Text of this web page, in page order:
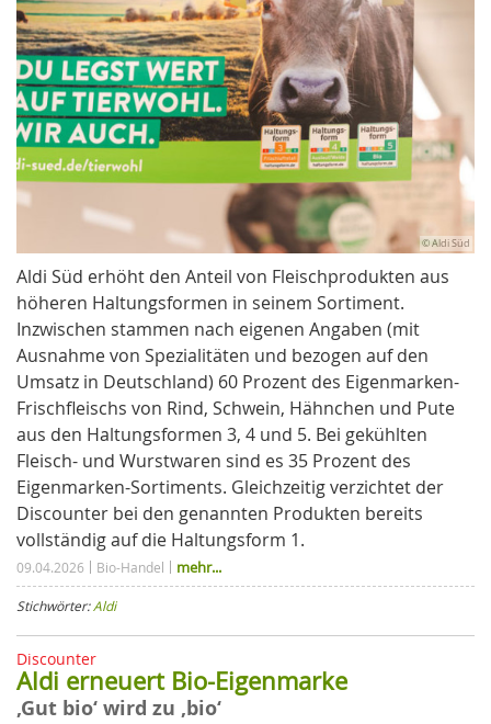
© Aldi Süd
Aldi Süd erhöht den Anteil von Fleischprodukten aus
höheren Haltungsformen in seinem Sortiment.
Inzwischen stammen nach eigenen Angaben (mit
Ausnahme von Spezialitäten und bezogen auf den
Umsatz in Deutschland) 60 Prozent des Eigenmarken-
Frischfleischs von Rind, Schwein, Hähnchen und Pute
aus den Haltungsformen 3, 4 und 5. Bei gekühlten
Fleisch- und Wurstwaren sind es 35 Prozent des
Eigenmarken-Sortiments. Gleichzeitig verzichtet der
Discounter bei den genannten Produkten bereits
vollständig auf die Haltungsform 1.
09.04.2026 Bio-Handel mehr...
Stichwörter:Aldi
Discounter
Aldi erneuert Bio-Eigenmarke
‚Gut bio‘ wird zu ‚bio‘